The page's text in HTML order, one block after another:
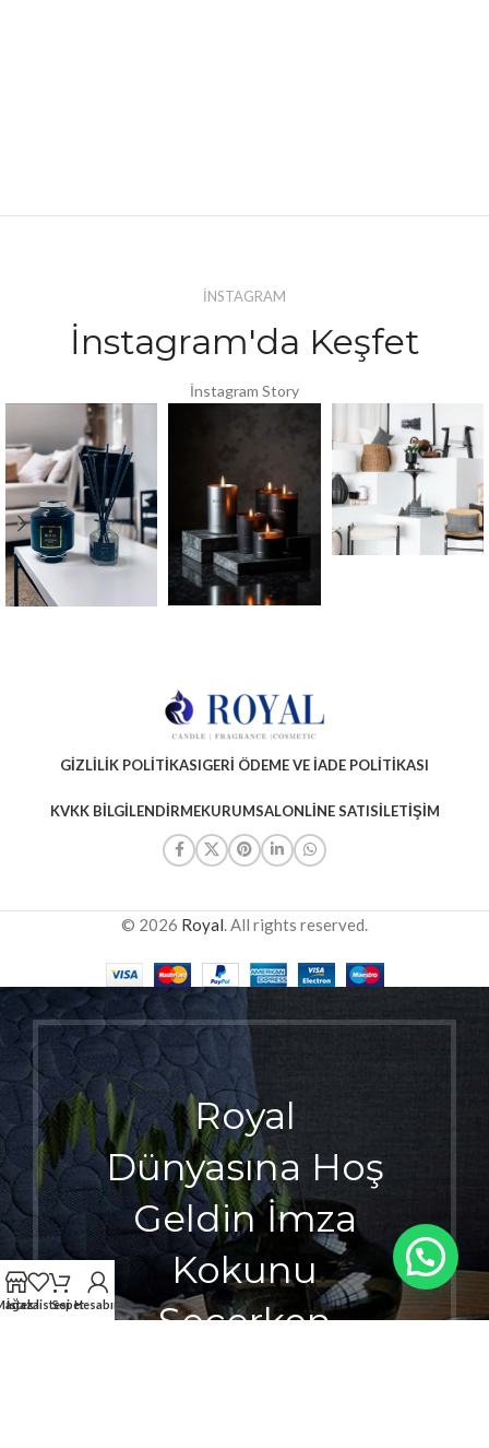
İNSTAGRAM
İnstagram'da Keşfet
İnstagram Story
GIZLILIK POLITIKASIGERI ÖDEME VE İADE POLITIKASI
KVKK BILGILENDIRMEKURUMSALONLINE SATISİLETIŞIM
© 2026 Royal. All rights reserved.
Royal
Dünyasına Hoş
Geldin İmza
Kokunu
Seçerken
İstek listesiSepetHesabım